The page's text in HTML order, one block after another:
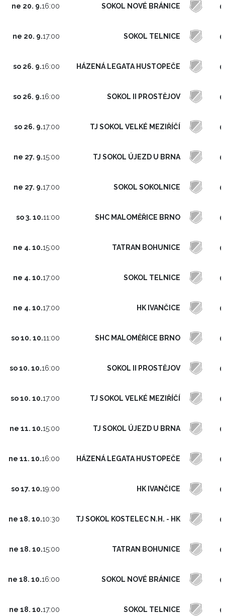
ne 20. 9.16:00 SOKOL NOVÉ BRÁNICE
ne 20. 9.17:00 SOKOL TELNICE
so 26. 9.16:00 HÁZENÁ LEGATA HUSTOPEČE
so 26. 9.16:00 SOKOL II PROSTĚJOV
so 26. 9.17:00 TJ SOKOL VELKÉ MEZIŘÍČÍ
ne 27. 9.15:00 TJ SOKOL ÚJEZD U BRNA
ne 27. 9.17:00 SOKOL SOKOLNICE
so 3. 10.11:00 SHC MALOMĚŘICE BRNO
ne 4. 10.15:00 TATRAN BOHUNICE
ne 4. 10.17:00 SOKOL TELNICE
ne 4. 10.17:00 HK IVANČICE
so 10. 10.11:00 SHC MALOMĚŘICE BRNO
so 10. 10.16:00 SOKOL II PROSTĚJOV
so 10. 10.17:00 TJ SOKOL VELKÉ MEZIŘÍČÍ
ne 11. 10.15:00 TJ SOKOL ÚJEZD U BRNA
ne 11. 10.16:00 HÁZENÁ LEGATA HUSTOPEČE
so 17. 10.19:00 HK IVANČICE
ne 18. 10.10:30 TJ SOKOL KOSTELEC N.H. - HK
ne 18. 10.15:00 TATRAN BOHUNICE
ne 18. 10.16:00 SOKOL NOVÉ BRÁNICE
ne 18. 10.17:00 SOKOL TELNICE